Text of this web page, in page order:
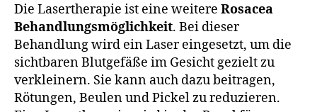
Die Lasertherapie ist eine weitere Rosacea
Behandlungsmöglichkeit. Bei dieser
Behandlung wird ein Laser eingesetzt, um die
sichtbaren Blutgefäße im Gesicht gezielt zu
verkleinern. Sie kann auch dazu beitragen,
Rötungen, Beulen und Pickel zu reduzieren.